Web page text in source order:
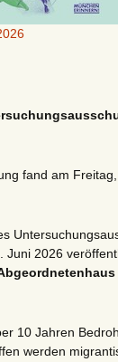
fand am
Juni 2026
10 Jahren
werden